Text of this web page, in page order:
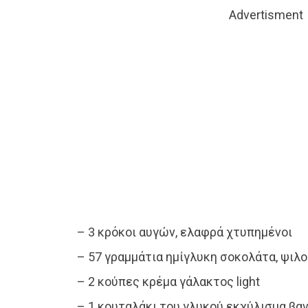
Advertisment
– 3 κρόκοι αυγών, ελαφρά χτυπημένοι
– 57 γραμμάτια ημίγλυκη σοκολάτα,
– 2 κούπες κρέμα γάλακτος light